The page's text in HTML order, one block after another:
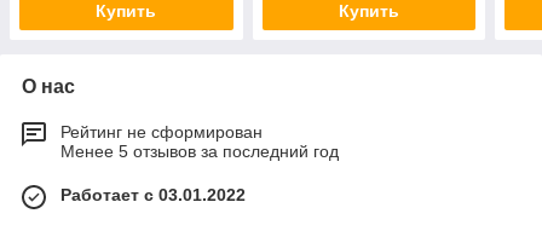
Купить Купить
О нас
Рейтинг не сформирован
Менее 5 отзывов за последний год
Работает с 03.01.2022